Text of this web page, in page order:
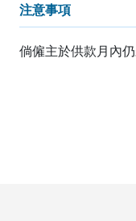
注意事項
倘僱主於供款月內